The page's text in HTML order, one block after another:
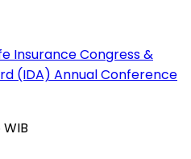
Insurance Congress &
(IDA) Annual Conference